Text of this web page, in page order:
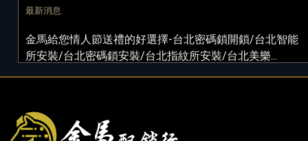
最新消息
金馬給您情人節送禮的好選擇-台北密碼鎖開鎖/台北智能
所安裝/台北密碼鎖安裝/台北指紋所安裝/台北美樂...